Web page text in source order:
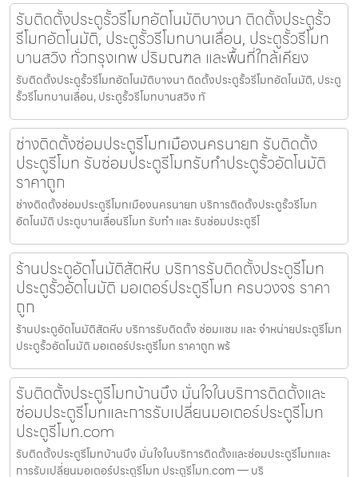
รับติดตั้งประตูรั้วรีโมทอัตโนมัติบางนา ติดตั้งประตูรั้ว
รีโมทอัตโนมัติ, ประตูรั้วรีโมทบานเลื่อน, ประตูรั้วรีโมท
บานสวิง ทั่วกรุงเทพ ปริมณฑล และพื้นที่ใกล้เคียง
รับติดตั้งประตูรั้วรีโมทอัตโนมัติบางนา ติดตั้งประตูรั้วรีโมทอัตโนมัติ, ประตู
รั้วรีโมทบานเลื่อน, ประตูรั้วรีโมทบานสวิง ทั
ช่างติดตั้งซ่อมประตูรีโมทเมืองนครนายก รับติดตั้ง
ประตูรีโมท รับซ่อมประตูรีโมทรับทำประตูรั้วอัตโนมัติ
ราคาถูก
ช่างติดตั้งซ่อมประตูรีโมทเมืองนครนายก บริการติดตั้งประตูรั้วรีโมท
อัตโนมัติ ประตูบานเลื่อนรีโมท รับทำ และ รับซ่อมประตูรีโ
ร้านประตูอัตโนมัติสัตหีบ บริการรับติดตั้งประตูรีโมท
ประตูรั้วอัตโนมัติ มอเตอร์ประตูรีโมท ครบวงจร ราคา
ถูก
ร้านประตูอัตโนมัติสัตหีบ บริการรับติดตั้ง ซ่อมแซม และ จำหน่ายประตูรีโมท
ประตูรั้วอัตโนมัติ มอเตอร์ประตูรีโมท ราคาถูก พร้
รับติดตั้งประตูรีโมทบ้านบึง มั่นใจในบริการติดตั้งและ
ซ่อมประตูรีโมทและการรับเปลี่ยนมอเตอร์ประตูรีโมท
ประตูรีโมท.com
รับติดตั้งประตูรีโมทบ้านบึง มั่นใจในบริการติดตั้งและซ่อมประตูรีโมทและ
การรับเปลี่ยนมอเตอร์ประตูรีโมท ประตูรีโมท.com — บริ